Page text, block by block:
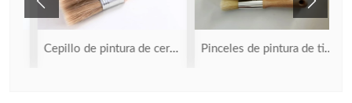
Cepillo de pintura de cerdas multifunción Pinceles de pintura de tiza económicos